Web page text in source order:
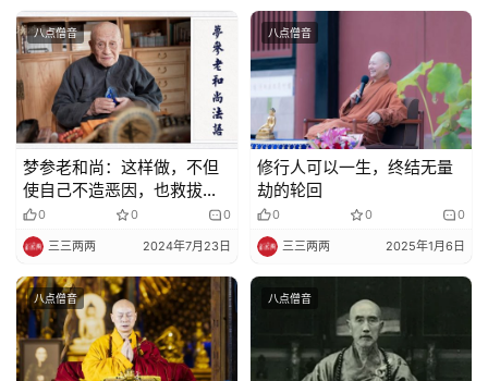
八点僧音
梦参老和尚：这样做，不但
使自己不造恶因，也救拔三
恶道众生
0 0 0
三三两两 2024年7月23日
八点僧音
修行人可以一生，终结无量
劫的轮回
0 0 0
三三两两 2025年1月6日
八点僧音 八点僧音